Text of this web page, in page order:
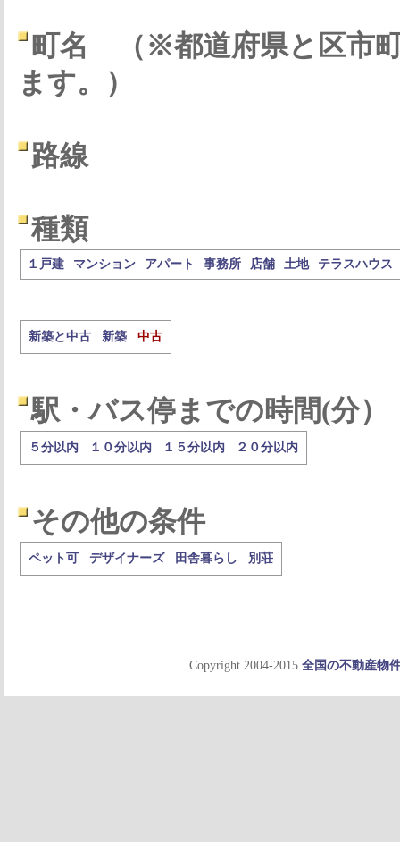
町名
（※都道府県と区市
ます。）
路線
種類
１戸建 マンション アパート 事務所 店舗 土地 テラスハウス
新築と中古 新築 中古
駅・バス停までの時間(分）
５分以内 １０分以内 １５分以内 ２０分以内
その他の条件
ペット可 デザイナーズ 田舎暮らし 別荘
Copyright 2004-2015 全国の不動産物